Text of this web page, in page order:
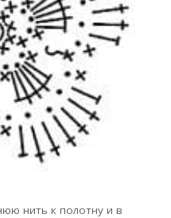
нить к полотну и в